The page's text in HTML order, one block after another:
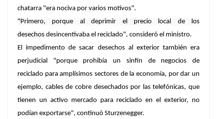
chatarra "era nociva por varios motivos".
"Primero, porque al deprimir el precio local de los
desechos desincentivaba el reciclado", consideró el ministro.
El impedimento de sacar desechos al exterior también era
perjudicial "porque prohibía un sinfín de negocios de
reciclado para amplísimos sectores de la economía, por dar un
ejemplo, cables de cobre desechados por las telefónicas, que
tienen un activo mercado para reciclado en el exterior, no
podían exportarse", continuó Sturzenegger.